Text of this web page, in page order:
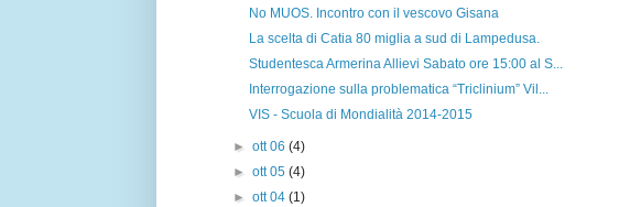
No MUOS. Incontro con il vescovo Gisana
La scelta di Catia 80 miglia a sud di Lampedusa.
Studentesca Armerina Allievi Sabato ore 15:00 al S...
Interrogazione sulla problematica “Triclinium” Vil...
VIS - Scuola di Mondialità 2014-2015
► ott 06 (4)
► ott 05 (4)
► ott 04 (1)